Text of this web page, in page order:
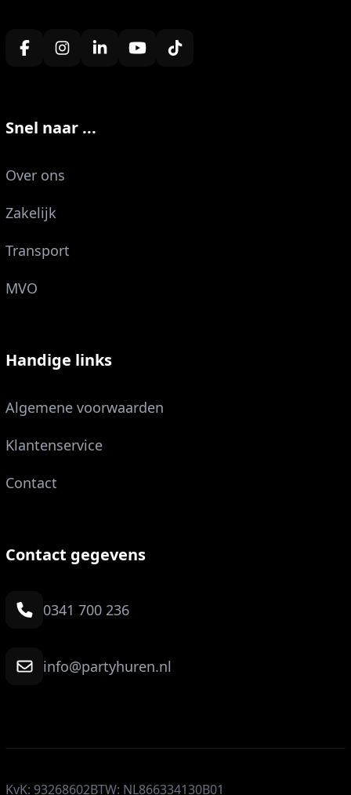
Snel naar ...
Over ons
Zakelijk
Transport
MVO
Handige links
Algemene voorwaarden
Klantenservice
Contact
Contact gegevens
0341 700 236
info@partyhuren.nl
KvK: 93268602BTW: NL866334130B01